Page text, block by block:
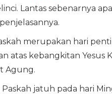
Lantas sebenarnya
merupakan hari
atas kebangkitan Yesus
Agung.
jatuh pada hari